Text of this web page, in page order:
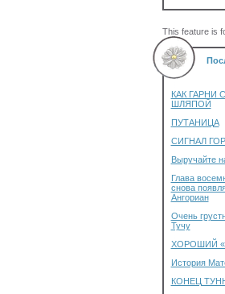
This feature is
КАК ГАРНИ
ШЛЯПОЙ
ПУТАНИЦА
СИГНАЛ
Выручайте
Глава
снова
Ангориан
Очень
Тучу
ХОРОШИЙ
История
КОНЕЦ